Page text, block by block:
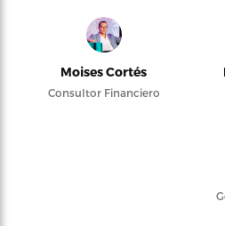
Moises Cortés
Consultor Financiero